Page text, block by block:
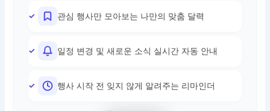
관심 행사만 모아보는 나만의 맞춤 달력
일정 변경 및 새로운 소식 실시간 자동 안내
행사 시작 전 잊지 않게 알려주는 리마인더